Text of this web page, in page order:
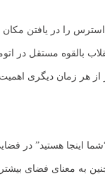
را در یافتن
بالقوه مستقل در
از هر زمان دیگری
اینجا هستید” در
به معنای فضای